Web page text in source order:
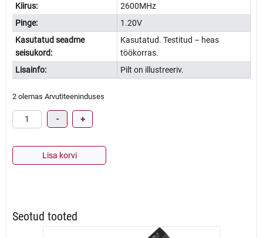
Kiirus:
2600MHz
Pinge:
1.20V
Kasutatud seadme
seisukord:
Kasutatud. Testitud – heas
töökorras.
Lisainfo:
Pilt on illustreeriv.
2 olemas Arvutiteeninduses
Sülearvuti
mälu
16GB
- +
Lisa korvi
Seotud tooted